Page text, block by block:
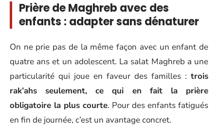
Prière de Maghreb avec des
enfants : adapter sans dénaturer
On ne prie pas de la même façon avec un enfant de
quatre ans et un adolescent. La salat Maghreb a une
particularité qui joue en faveur des familles : trois
rak’ahs seulement, ce qui en fait la prière
obligatoire la plus courte. Pour des enfants fatigués
en fin de journée, c’est un avantage concret.